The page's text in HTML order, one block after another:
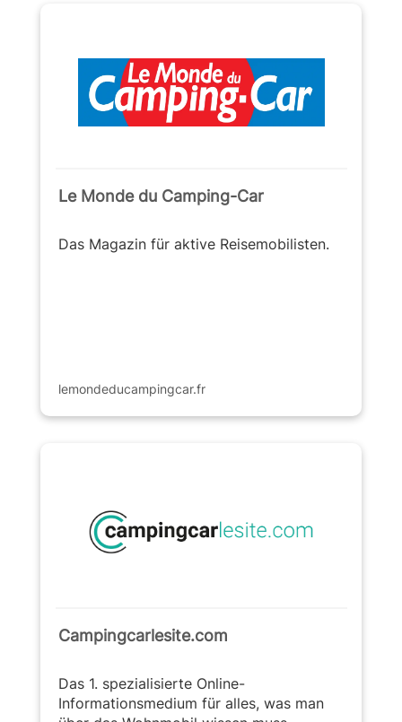
lemondeducampingcar.fr
Le Monde du Camping-Car
Das Magazin für aktive Reisemobilisten.
Campingcarlesite.com
Das 1. spezialisierte Online-
Informationsmedium für alles, was man